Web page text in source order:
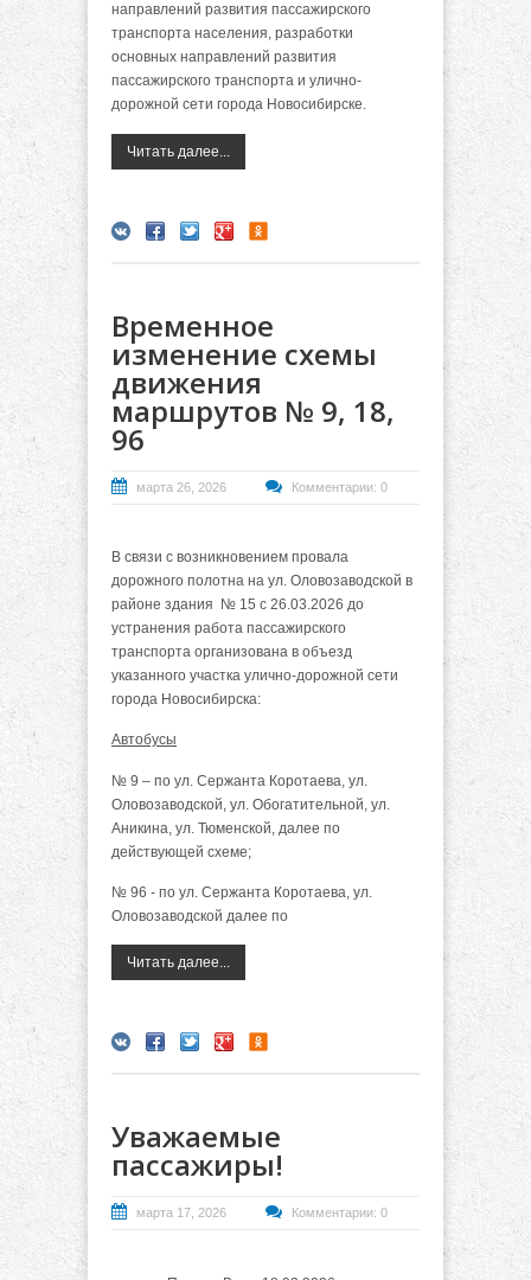
направлений развития пассажирского
транспорта населения, разработки
основных направлений развития
пассажирского транспорта и улично-
дорожной сети города Новосибирске.
Читать далее...
Временное
изменение схемы
движения
маршрутов № 9, 18,
96
марта 26, 2026 Комментарии: 0
В связи с возникновением провала
дорожного полотна на ул. Оловозаводской в
районе здания № 15 с 26.03.2026 до
устранения работа пассажирского
транспорта организована в объезд
указанного участка улично-дорожной сети
города Новосибирска:
Автобусы
№ 9 – по ул. Сержанта Коротаева, ул.
Оловозаводской, ул. Обогатительной, ул.
Аникина, ул. Тюменской, далее по
действующей схеме;
№ 96 - по ул. Сержанта Коротаева, ул.
Оловозаводской далее по
Читать далее...
Уважаемые
пассажиры!
марта 17, 2026 Комментарии: 0